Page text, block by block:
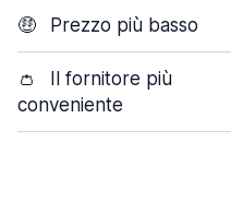
🤑 Prezzo più basso
👛
Il fornitore più
conveniente